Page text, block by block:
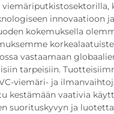
innovaatioon
kokemuksella
vastaamaan
tarpeisiin.
viemäri- ja
kestämään vaativia
suorituskyvyn ja